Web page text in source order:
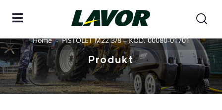
Home PISTOLET M22 3/8 – KOD. 00080-01701
Produkt